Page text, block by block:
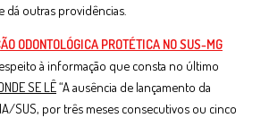
dá outras providências.
ODONTOLÓGICA PROTÉTICA NO SUS-MG
à informação que consta no último
SE LÊ“A ausência de lançamento da
SUS, por três meses consecutivos ou cinco